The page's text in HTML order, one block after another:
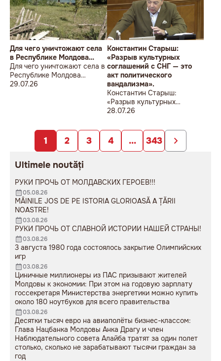
Для чего уничтожают села
в Республике Молдова…
Для чего уничтожают села в
Республике Молдова…
29.07.26
Константин Старыш:
«Разрыв культурных
соглашений с СНГ — это
акт политического
вандализма».
Константин Старыш:
«Разрыв культурных
соглашений с СНГ — это акт
28.07.26
1 2 3 4 ... 343
Ultimele noutăți
РУКИ ПРОЧЬ ОТ МОЛДАВСКИХ ГЕРОЕВ!!!
05.08.26
MÂINILE JOS DE PE ISTORIA GLORIOASĂ A ȚĂRII
NOASTRE!
03.08.26
РУКИ ПРОЧЬ ОТ СЛАВНОЙ ИСТОРИИ НАШЕЙ СТРАНЫ!
03.08.26
3 августа 1980 года состоялось закрытие Олимпийских
игр
03.08.26
Циничные миллионеры из ПАС призывают жителей
Молдовы к экономии: При этом на годовую зарплату
госсекретаря Министерства энергетики можно купить
около 180 ноутбуков для всего правительства
03.08.26
Десятки тысяч евро на авиаполёты бизнес-классом:
Глава Нацбанка Молдовы Анка Драгу и член
Наблюдательного совета Алайба тратят за один полет
столько, сколько не зарабатывают тысячи граждан за
год